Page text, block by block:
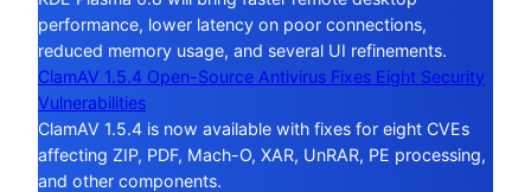
performance, lower latency on poor connections,
reduced memory usage, and several UI refinements.
ClamAV 1.5.4 Open-Source Antivirus Fixes Eight Security
Vulnerabilities
ClamAV 1.5.4 is now available with fixes for eight CVEs
affecting ZIP, PDF, Mach-O, XAR, UnRAR, PE processing,
and other components.